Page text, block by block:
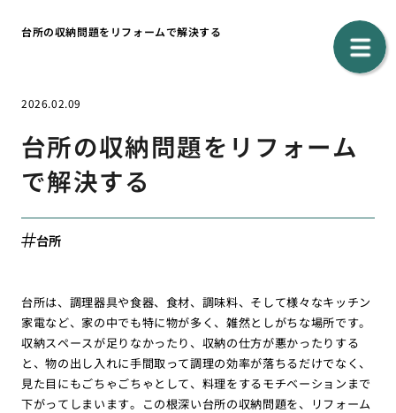
台所の収納問題をリフォームで解決する
2026.02.09
台所の収納問題をリフォーム
で解決する
台所
台所は、調理器具や食器、食材、調味料、そして様々なキッチン
家電など、家の中でも特に物が多く、雑然としがちな場所です。
収納スペースが足りなかったり、収納の仕方が悪かったりする
と、物の出し入れに手間取って調理の効率が落ちるだけでなく、
見た目にもごちゃごちゃとして、料理をするモチベーションまで
下がってしまいます。この根深い台所の収納問題を、リフォーム